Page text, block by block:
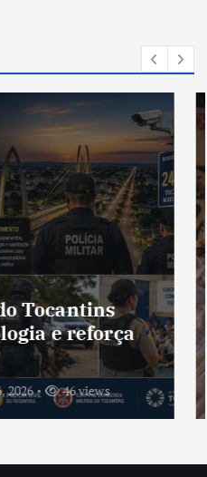
preserva
identidade de
5, 2026 44 views